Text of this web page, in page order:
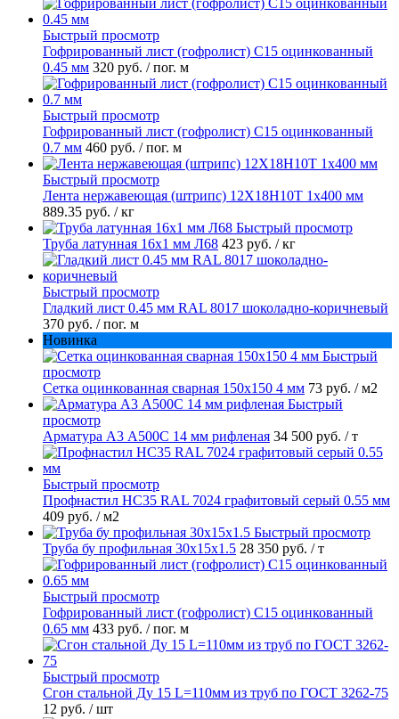
Быстрый просмотр
Гофрированный лист (гофролист) С15 оцинкованный
0.45 мм 320 руб. / пог. м
Быстрый просмотр
Гофрированный лист (гофролист) С15 оцинкованный
0.7 мм 460 руб. / пог. м
Быстрый просмотр
Лента нержавеющая (штрипс) 12Х18Н10Т 1х400 мм
889.35 руб. / кг
Быстрый просмотр
Труба латунная 16х1 мм Л68 423 руб. / кг
Быстрый просмотр
Гладкий лист 0.45 мм RAL 8017 шоколадно-коричневый
370 руб. / пог. м
Новинка
Быстрый
просмотр
Сетка оцинкованная сварная 150х150 4 мм 73 руб. / м2
Быстрый
просмотр
Арматура А3 А500С 14 мм рифленая 34 500 руб. / т
Быстрый просмотр
Профнастил НС35 RAL 7024 графитовый серый 0.55 мм
409 руб. / м2
Быстрый просмотр
Труба бу профильная 30х15х1.5 28 350 руб. / т
Быстрый просмотр
Гофрированный лист (гофролист) С15 оцинкованный
0.65 мм 433 руб. / пог. м
Быстрый просмотр
Сгон стальной Ду 15 L=110мм из труб по ГОСТ 3262-75
12 руб. / шт